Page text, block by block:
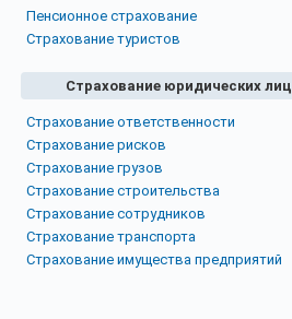
Пенсионное страхование
Страхование туристов
Страхование юридических лиц
Страхование ответственности
Страхование рисков
Страхование грузов
Страхование строительства
Страхование сотрудников
Страхование транспорта
Страхование имущества предприятий